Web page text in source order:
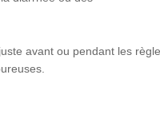
avant ou pendant les